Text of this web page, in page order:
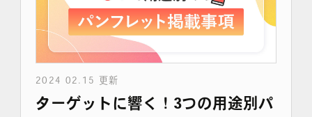
2024 02.15 更新
ターゲットに響く！3つの用途別パ